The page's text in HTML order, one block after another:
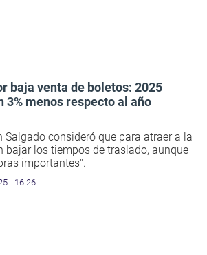
baja venta de boletos: 2025
3% menos respecto al año
Salgado consideró que para atraer a la
bajar los tiempos de traslado, aunque
importantes".
- 16:26